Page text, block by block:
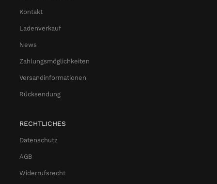
Kontakt
Ladenverkauf
News
Zahlungsmöglichkeiten
Versandinformationen
Rücksendung
RECHTLICHES
Datenschutz
AGB
Widerrufsrecht